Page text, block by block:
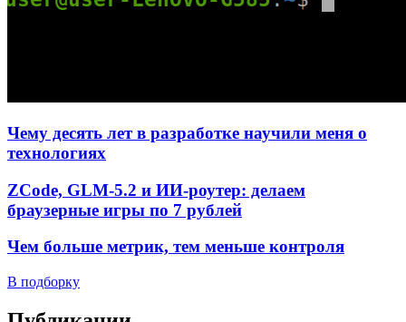
Чему десять лет в разработке научили меня о
технологиях
ZCode, GLM-5.2 и ИИ-роутер: делаем
браузерные игры по 7 рублей
Чем больше метрик, тем меньше контроля
В подборку